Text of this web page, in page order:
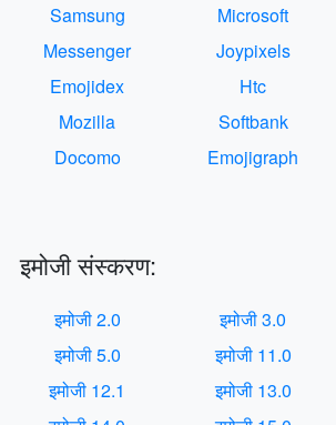
Samsung
Microsoft
Messenger
Joypixels
Emojidex
Htc
Mozilla
Softbank
Docomo
Emojigraph
इमोजी संस्करण:
इमोजी 2.0
इमोजी 3.0
इमोजी 5.0
इमोजी 11.0
इमोजी 12.1
इमोजी 13.0